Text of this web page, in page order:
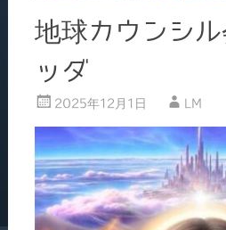
地球カウンシ
ッダ
2025年12月1日 LM